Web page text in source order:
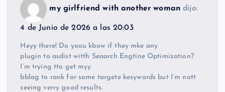
my girlfriend with another woman dijo:
4 de Junio de 2026 a las 20:03
Heyy there! Do yoou kbow if they mke any
plugin to asdist witth Seaarch Engtine Optimization?
I’m trying tto get myy
bblog to rank for some targete kesywords but I’m nott
seeing verry good results.